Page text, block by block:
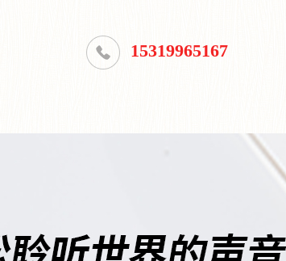
15319965167